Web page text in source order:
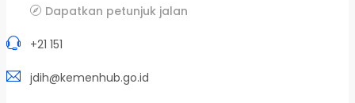
Dapatkan petunjuk jalan
+21 151
jdih@kemenhub.go.id